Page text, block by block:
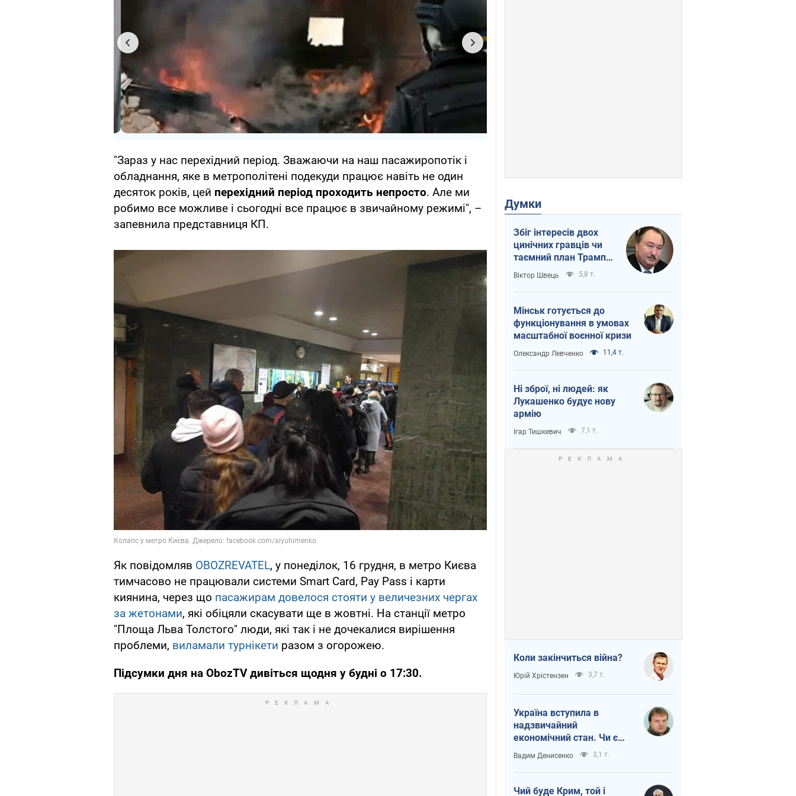
"Зараз у нас перехідний період. Зважаючи на наш пасажиропотік і
обладнання, яке в метрополітені подекуди працює навіть не один
десяток років, цей перехідний період проходить непросто. Але ми
робимо все можливе і сьогодні все працює в звичайному режимі", –
запевнила представниця КП.
Як повідомляв OBOZREVATEL, у понеділок, 16 грудня, в метро Києва
тимчасово не працювали системи Smart Card, Pay Pass і карти
киянина, через що пасажирам довелося стояти у величезних чергах
за жетонами, які обіцяли скасувати ще в жовтні. На станції метро
"Площа Льва Толстого" люди, які так і не дочекалися вирішення
проблеми, виламали турнікети разом з огорожею.
Підсумки дня на ObozTVдивіться щодня у будні о 17:30.
Думки
Збіг інтересів двох
цинічних гравців чи
таємний план Трампа
і Путіна?
Віктор Швець 5,8 т.
Мінськ готується до
функціонування в умовах
масштабної воєнної кризи
Олександр Левченко 11,4 т.
Ні зброї, ні людей: як
Лукашенко будує нову
армію
Ігар Тишкевич 7,1 т.
Коли закінчиться війна?
Юрій Хрістензен 3,7 т.
Україна вступила в
надзвичайний
економічний стан. Чи є
світло вкінці тунелю?
Вадим Денисенко 3,1 т.
Чий буде Крим, той і